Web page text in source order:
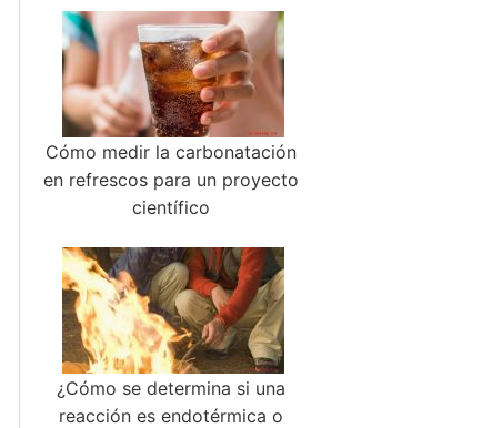
Cómo medir la carbonatación
en refrescos para un proyecto
científico
¿Cómo se determina si una
reacción es endotérmica o